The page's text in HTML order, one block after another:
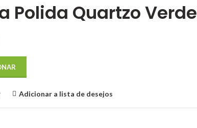
Polida Quartzo Verde
Adicionar a lista de desejos